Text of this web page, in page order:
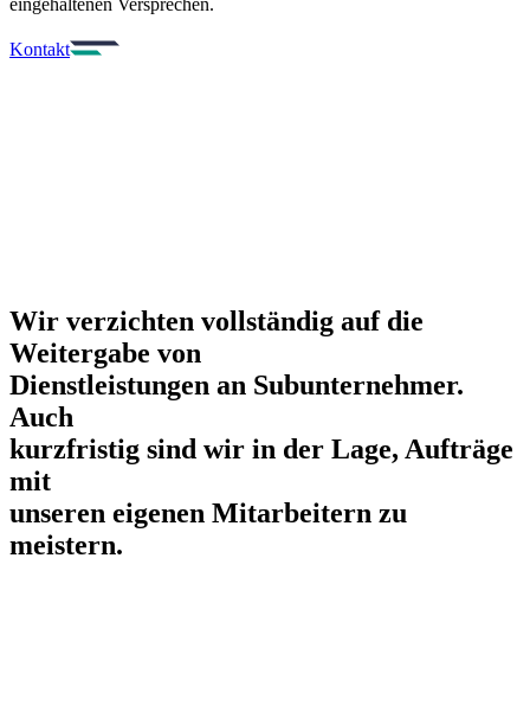
eingehaltenen Versprechen.
Kontakt
Wir verzichten vollständig auf die
Weitergabe von
Dienstleistungen an Subunternehmer.
Auch
kurzfristig sind wir in der Lage, Aufträge
mit
unseren eigenen Mitarbeitern zu
meistern.